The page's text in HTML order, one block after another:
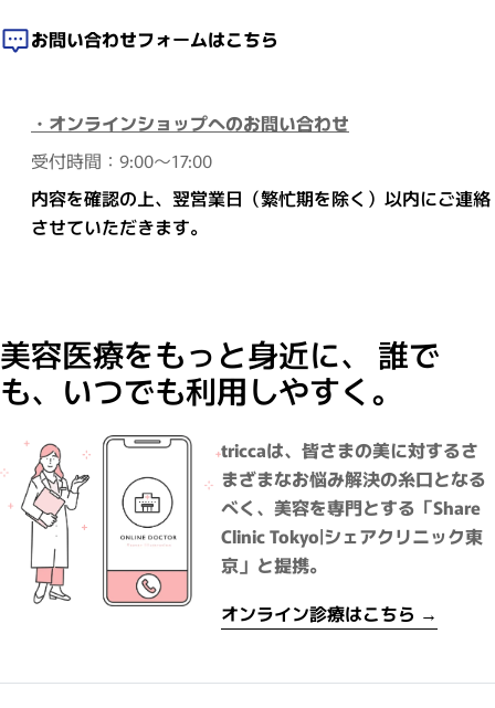
お問い合わせフォームはこちら
・オンラインショップへのお問い合わせ
受付時間：9:00～17:00
内容を確認の上、翌営業日（繁忙期を除く）以内にご連絡
させていただきます。
美容医療をもっと身近に、 誰で
も、いつでも利用しやすく。
triccaは、皆さまの美に対するさ
まざまなお悩み解決の糸口となる
べく、美容を専門とする「Share
Clinic Tokyo|シェアクリニック東
京」と提携。
オンライン診療はこちら →